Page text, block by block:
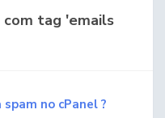
tag 'emails
no cPanel ?